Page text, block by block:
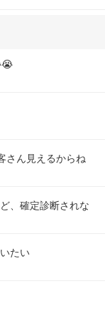
さん見えるからね
、確定診断されな
たい